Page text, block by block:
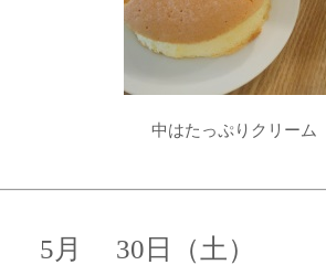
中はたっぷりクリーム
5月 30日（土）